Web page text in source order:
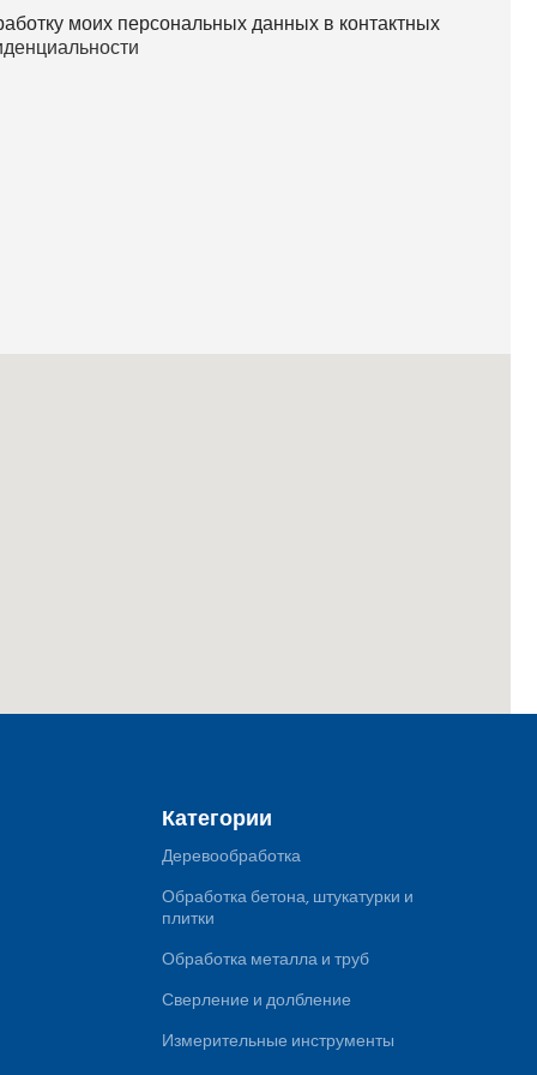
моих персональных данных в контактных
Категории
Деревообработка
Обработка бетона, штукатурки и
плитки
Обработка металла и труб
Сверление и долбление
Измерительные инструменты